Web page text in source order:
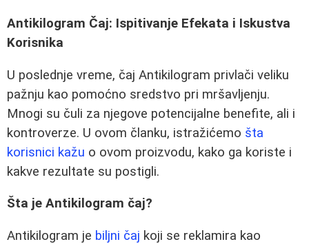
Antikilogram Čaj: Ispitivanje Efekata i Iskustva
Korisnika
U poslednje vreme, čaj Antikilogram privlači veliku
pažnju kao pomoćno sredstvo pri mršavljenju.
Mnogi su čuli za njegove potencijalne benefite, ali i
kontroverze. U ovom članku, istražićemo šta
korisnici kažu o ovom proizvodu, kako ga koriste i
kakve rezultate su postigli.
Šta je Antikilogram čaj?
Antikilogram je biljni čaj koji se reklamira kao